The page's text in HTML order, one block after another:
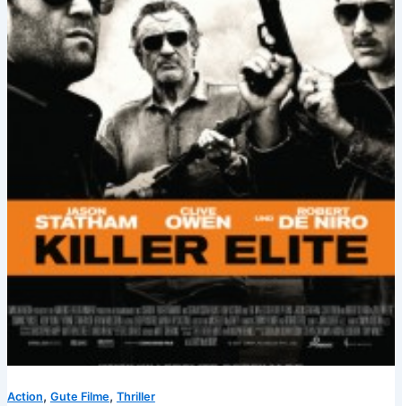
Action, Gute Filme, Thriller